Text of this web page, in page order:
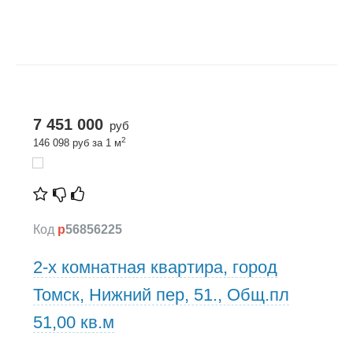
7 451 000 руб
146 098 руб за 1 м2
Код p56856225
2-х комнатная квартира, город
Томск, Нижний пер, 51., Общ.пл
51,00 кв.м